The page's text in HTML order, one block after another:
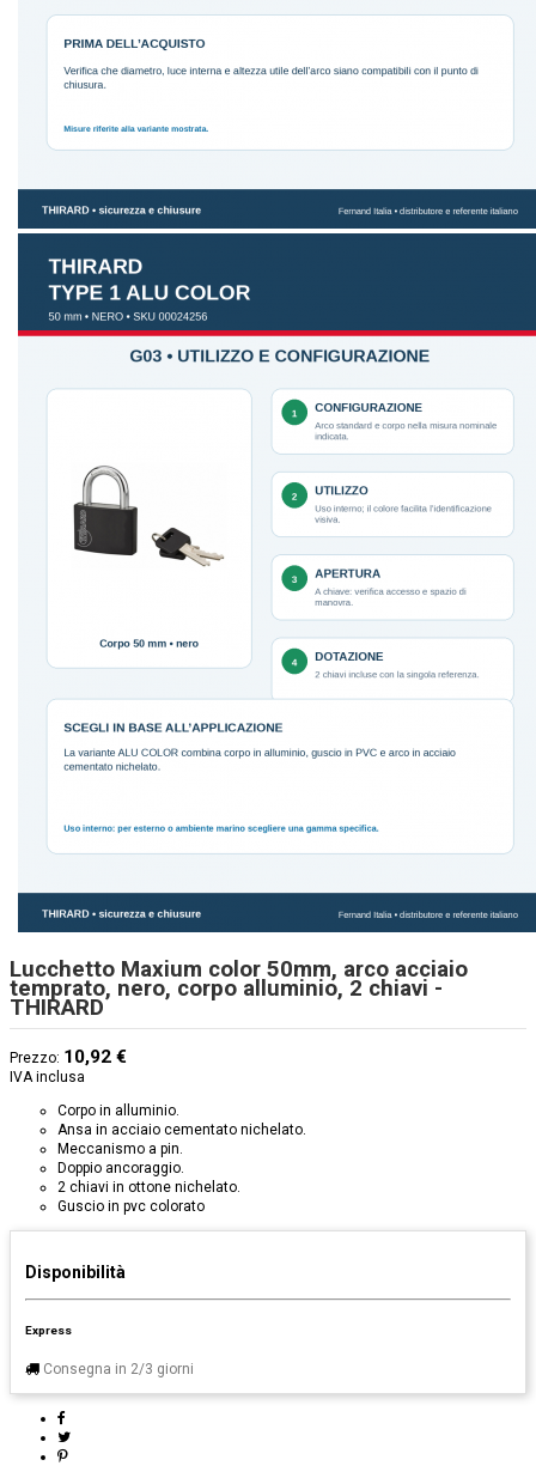
Lucchetto Maxium color 50mm, arco acciaio
temprato, nero, corpo alluminio, 2 chiavi -
THIRARD
Prezzo: 10,92 €
IVA inclusa
Corpo in alluminio.
Ansa in acciaio cementato nichelato.
Meccanismo a pin.
Doppio ancoraggio.
2 chiavi in ottone nichelato.
Guscio in pvc colorato
Disponibilità
Express
Consegna in 2/3 giorni